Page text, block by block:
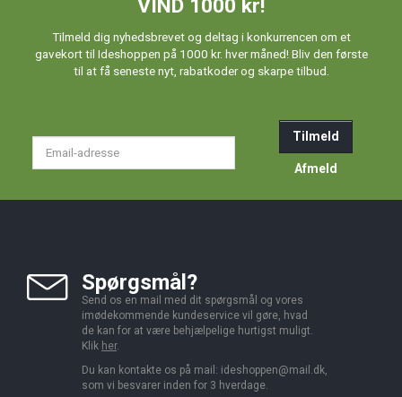
VIND 1000 kr!
Tilmeld dig nyhedsbrevet og deltag i konkurrencen om et
gavekort til Ideshoppen på 1000 kr. hver måned! Bliv den første
til at få seneste nyt, rabatkoder og skarpe tilbud.
Tilmeld
Afmeld
Spørgsmål?
Send os en mail med dit spørgsmål og vores
imødekommende kundeservice vil gøre, hvad
de kan for at være behjælpelige hurtigst muligt.
Klik her.
Du kan kontakte os på mail: ideshoppen@mail.dk,
som vi besvarer inden for 3 hverdage.